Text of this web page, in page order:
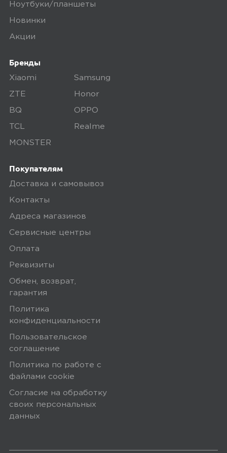
Ноутбуки/планшеты
Новинки
Акции
Бренды
Xiaomi Samsung
ZTE Honor
BQ OPPO
TCL Realme
MONSTER
Покупателям
Доставка и самовывоз
Контакты
Адреса магазинов
Сервисные центры
Оплата
Реквизиты
Обмен, возврат,
гарантия
Политика
конфиденциальности
Пользовательское
соглашение
Политика по работе с
файлами сookie
Согласие на обработку
своих персональных
данных